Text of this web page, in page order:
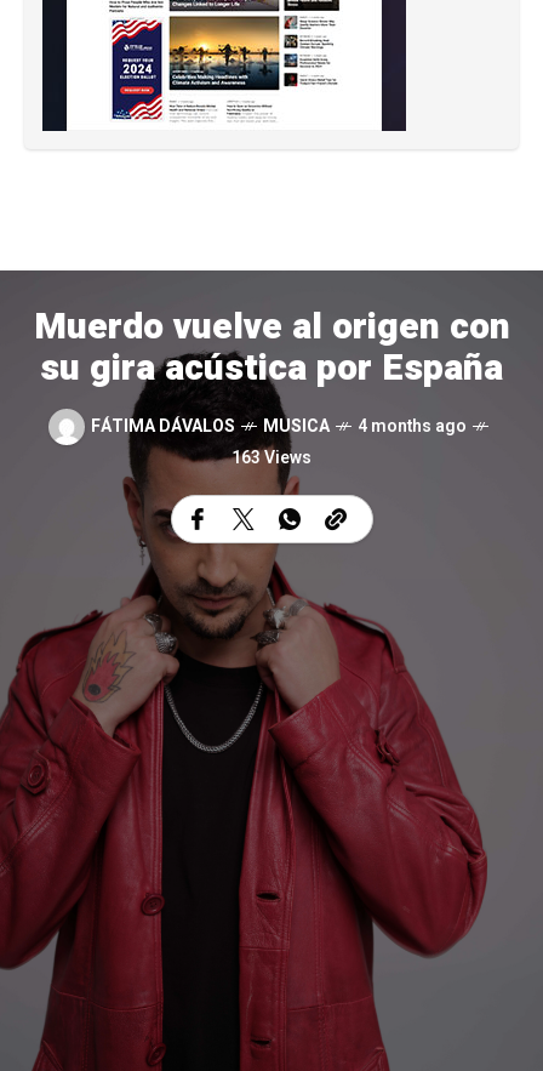
Muerdo vuelve al origen con
su gira acústica por España
FÁTIMA DÁVALOS MUSICA
4 months ago
163 Views